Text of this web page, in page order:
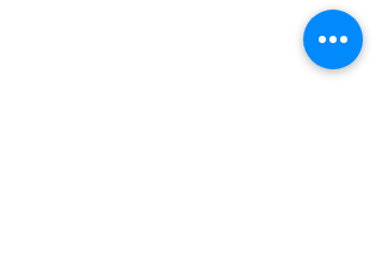
Si vous avez des questions ou que vous